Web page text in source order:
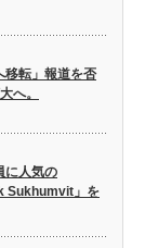
移転」報道を否
へ。
に人気の
Sukhumvit」を